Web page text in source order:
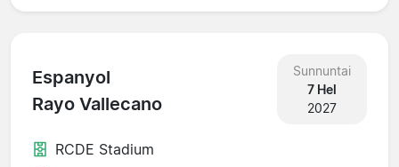
Espanyol
Rayo Vallecano
Sunnuntai
7 Hel
2027
RCDE Stadium